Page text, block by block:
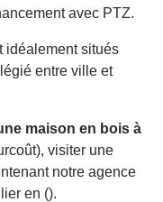
avec PTZ.
idéalement situés
entre ville et
maison en bois à
visiter une
notre agence
en ().